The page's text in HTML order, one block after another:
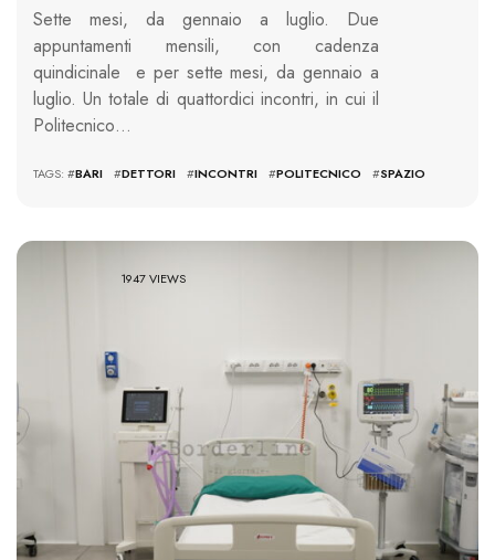
Sette mesi, da gennaio a luglio. Due
appuntamenti mensili, con cadenza
quindicinale
e per sette mesi, da gennaio a
luglio. Un totale di quattordici incontri, in cui il
Politecnico…
TAGS: #BARI #DETTORI #INCONTRI #POLITECNICO #SPAZIO
1947 VIEWS